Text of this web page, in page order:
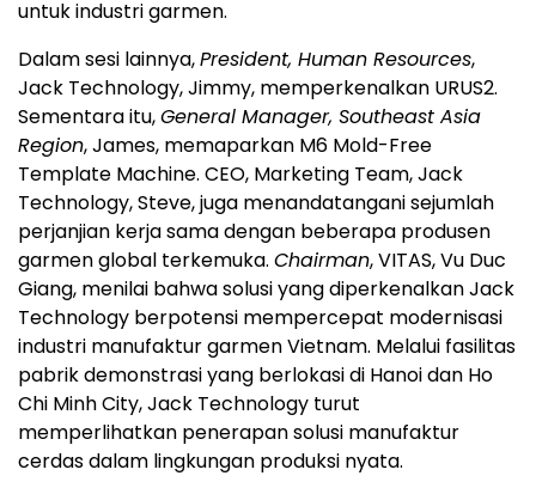
untuk industri garmen.
Dalam sesi lainnya,President, Human Resources,
Jack Technology, Jimmy, memperkenalkan URUS2.
Sementara itu,General Manager, Southeast Asia
Region, James, memaparkan M6 Mold-Free
Template Machine. CEO, Marketing Team, Jack
Technology, Steve, juga menandatangani sejumlah
perjanjian kerja sama dengan beberapa produsen
garmen global terkemuka. Chairman, VITAS, Vu Duc
Giang, menilai bahwa solusi yang diperkenalkan Jack
Technology berpotensi mempercepat modernisasi
industri manufaktur garmen Vietnam. Melalui fasilitas
pabrik demonstrasi yang berlokasi di Hanoi dan Ho
Chi Minh City, Jack Technology turut
memperlihatkan penerapan solusi manufaktur
cerdas dalam lingkungan produksi nyata.